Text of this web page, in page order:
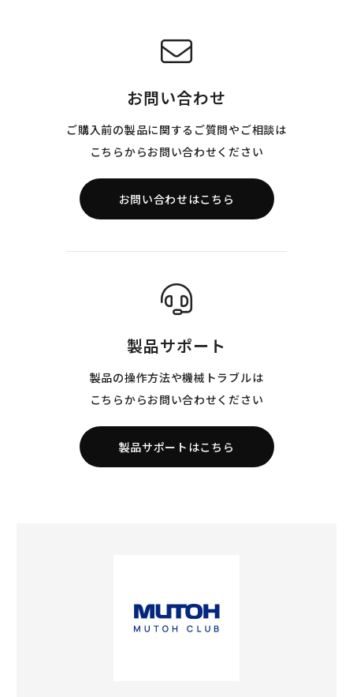
お問い合わせ
ご購入前の製品に関するご質問やご相談は
こちらからお問い合わせください
お問い合わせはこちら
製品サポート
製品の操作方法や機械トラブルは
こちらからお問い合わせください
製品サポートはこちら